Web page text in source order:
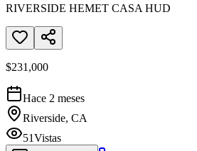
RIVERSIDE HEMET CASA HUD
$231,000
Hace 2 meses
Riverside, CA
51Vistas